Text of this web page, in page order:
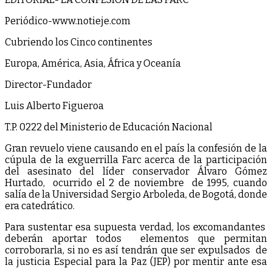
Periódico-www.notieje.com
Cubriendo los Cinco continentes
Europa, América, Asia, África y Oceanía
Director-Fundador
Luis Alberto Figueroa
T.P. 0222 del Ministerio de Educación Nacional
Gran revuelo viene causando en el país la confesión de la
cúpula de la exguerrilla Farc acerca de la participación
del asesinato del líder conservador Álvaro Gómez
Hurtado, ocurrido el 2 de noviembre de 1995, cuando
salía de la Universidad Sergio Arboleda, de Bogotá, donde
era catedrático.
Para sustentar esa supuesta verdad, los excomandantes
deberán aportar todos elementos que permitan
corroborarla, si no es así tendrán que ser expulsados de
la justicia Especial para la Paz (JEP) por mentir ante esa